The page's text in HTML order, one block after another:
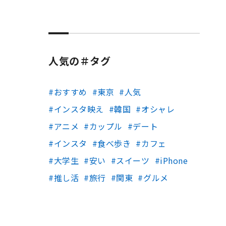
人気の＃タグ
おすすめ 東京
人気
インスタ映え
韓国
オシャレ
アニメ
カップル
デート
インスタ
食べ歩き
カフェ
大学生
安い スイーツ
iPhone
推し活
旅行 関東 グルメ